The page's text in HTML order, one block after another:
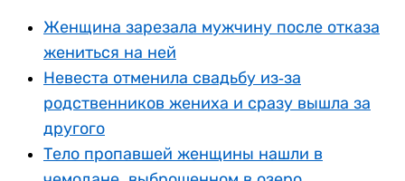
Женщина зарезала мужчину после отказа
жениться на ней
Невеста отменила свадьбу из-за
родственников жениха и сразу вышла за
другого
Тело пропавшей женщины нашли в